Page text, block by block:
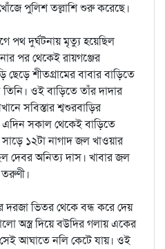
পুলিশ তল্লাশি শুরু করেছে।
পথ দুর্ঘটনায় মৃত্যু হয়েছিল
পর থেকেই রায়গঞ্জের
শীতগ্রামের বাবার বাড়িতে
ওই বাড়িতে তাঁর দাদার
সবিস্তার শ্বশুরবাড়ির
এদিন সকাল থেকেই বাড়িতে
সাড়ে ১২টা নাগাদ জল খাওয়ার
দেবর অনিত্য দাস। খাবার জল
ভিতর থেকে বন্ধ করে দেয়
অস্ত্র দিয়ে বউদির গলায় একের
আঘাতে নলি কেটে যায়। ওই